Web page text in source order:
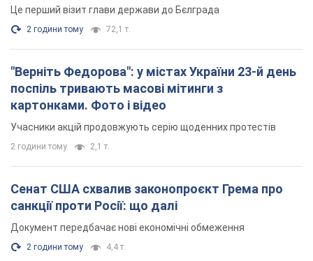
Це перший візит глави держави до Бєлграда
2 години тому 72,1 т.
"Верніть Федорова": у містах України 23-й день
поспіль тривають масові мітинги з
картонками. Фото і відео
Учасники акцій продовжують серію щоденних протестів
2 години тому 2,1 т.
Сенат США схвалив законопроєкт Грема про
санкції проти Росії: що далі
Документ передбачає нові економічні обмеження
2 години тому 4,4 т.